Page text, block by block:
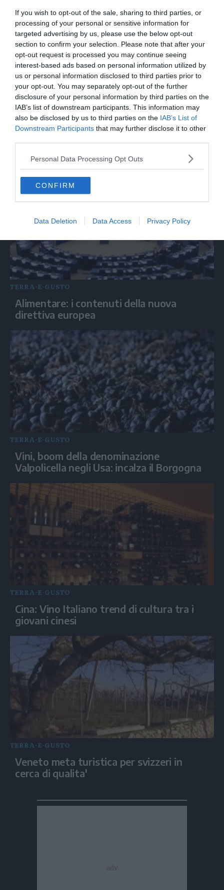
If you wish to opt-out of the sale, sharing to third parties, or
processing of your personal or sensitive information for
targeted advertising by us, please use the below opt-out
section to confirm your selection. Please note that after your
opt-out request is processed you may continue seeing
interest-based ads based on personal information utilized by
us or personal information disclosed to third parties prior to
your opt-out. You may separately opt-out of the further
disclosure of your personal information by third parties on the
IAB’s list of downstream participants. This information may
also be disclosed by us to third parties on the IAB’s List of
Downstream Participants that may further disclose it to other
Personal Data Processing Opt Outs
CONFIRM
Data Deletion Data Access Privacy Policy
Video
TERRA-E-GUSTO
Alimentare: i contenuti della nuova
direttiva europea
TERRA-E-GUSTO
Vini, boom della denominazione
Valpolicella negli Usa: incalza il Borgogna
TERRA-E-GUSTO
Cina: Vino Italiano trend di cultura tra i
giovani cinesi
TERRA-E-GUSTO
Veneto meta turistica per svizzeri in
cerca di qualita'